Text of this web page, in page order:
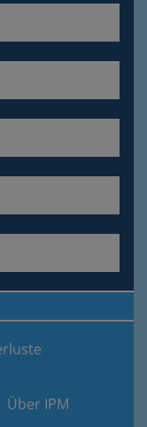
Über IPM